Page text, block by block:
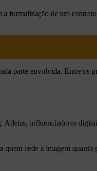
de um
parte envolvida. Entre os
influenciadores
cede a imagem quanto